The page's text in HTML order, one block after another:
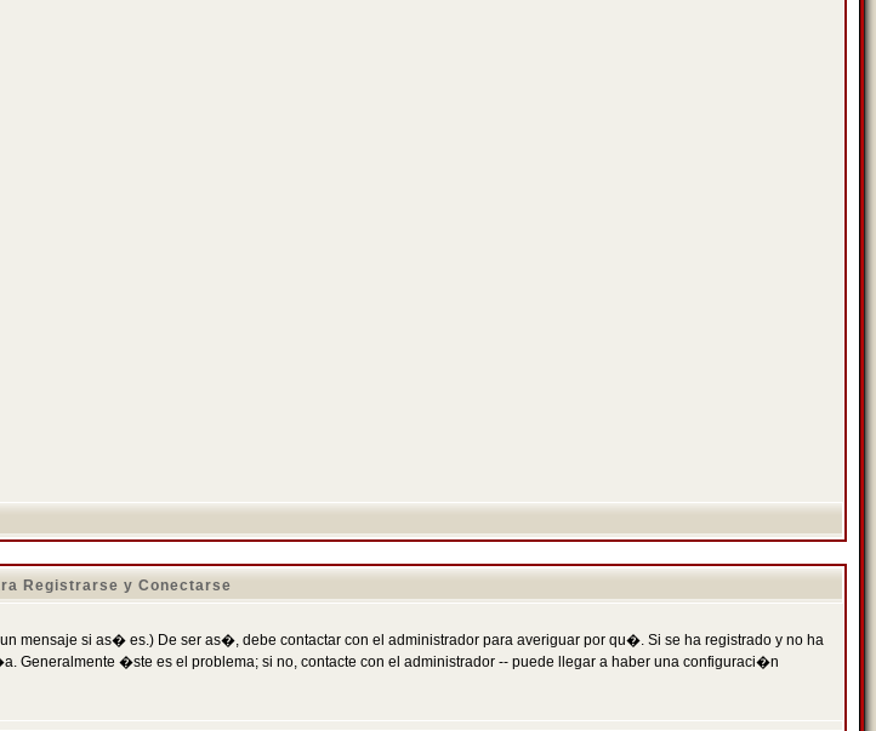
Registrarse y Conectarse
mensaje si as� es.) De ser as�, debe contactar con el administrador para averiguar por qu�. Si se ha registrado y no ha
�ste es el problema; si no, contacte con el administrador -- puede llegar a haber una configuraci�n